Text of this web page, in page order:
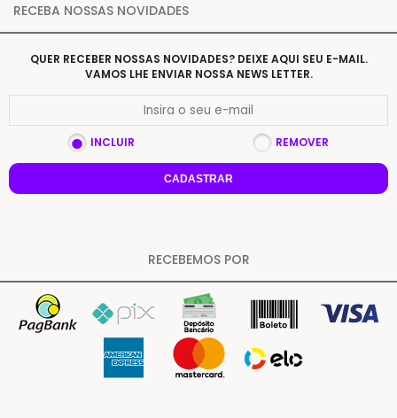
RECEBA NOSSAS NOVIDADES
QUER RECEBER NOSSAS NOVIDADES? DEIXE AQUI SEU E-MAIL.
VAMOS LHE ENVIAR NOSSA NEWS LETTER.
INCLUIR REMOVER
CADASTRAR
RECEBEMOS POR